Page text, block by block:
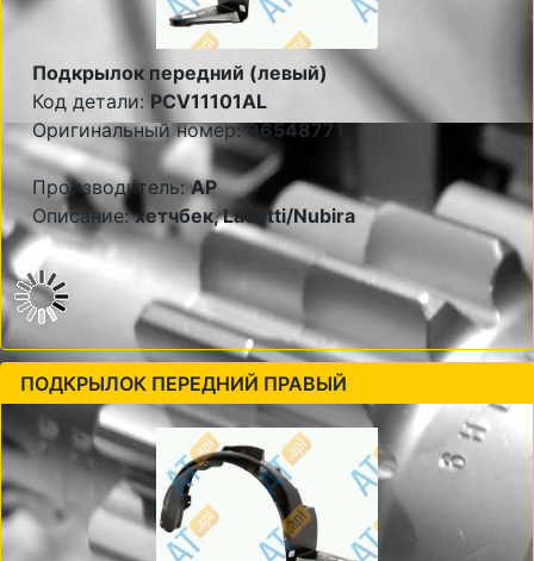
Подкрылок передний (левый)
Код детали: PCV11101AL
Оригинальный номер:96548771
Производитель:AP
Описание:хетчбек, Lacetti/Nubira
ПОДКРЫЛОК ПЕРЕДНИЙ ПРАВЫЙ